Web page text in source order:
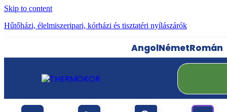
Skip to content
Hűtőházi, élelmiszeripari, kórházi és tisztatéri nyílászárók
AngolNémetRomán